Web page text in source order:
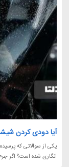
آیا دودی کردن
یکی از سوالاتی که
انگاری شده است؟ اگر